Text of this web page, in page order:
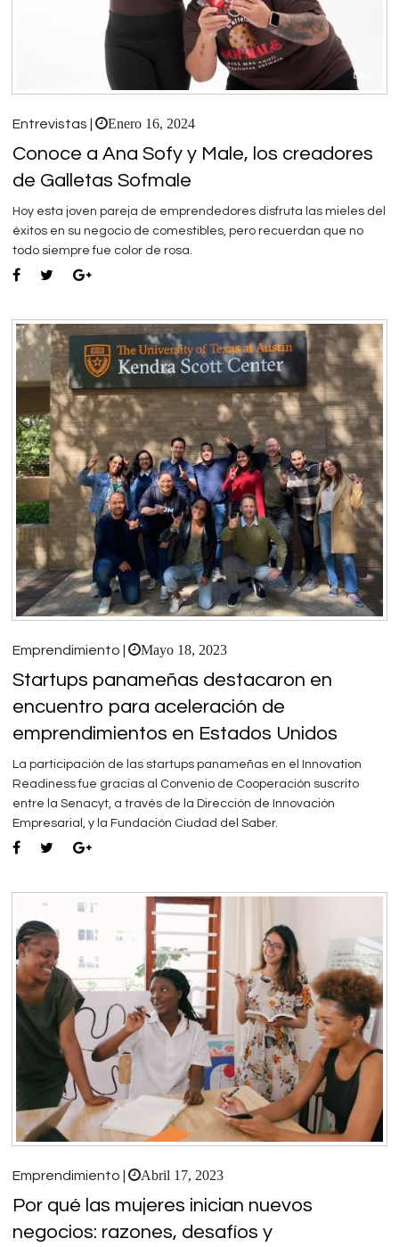
Entrevistas | Enero 16, 2024
Conoce a Ana Sofy y Male, los creadores
de Galletas Sofmale
Hoy esta joven pareja de emprendedores disfruta las mieles del
éxitos en su negocio de comestibles, pero recuerdan que no
todo siempre fue color de rosa.
Emprendimiento | Mayo 18, 2023
Startups panameñas destacaron en
encuentro para aceleración de
emprendimientos en Estados Unidos
La participación de las startups panameñas en el Innovation
Readiness fue gracias al Convenio de Cooperación suscrito
entre la Senacyt, a través de la Dirección de Innovación
Empresarial, y la Fundación Ciudad del Saber.
Emprendimiento | Abril 17, 2023
Por qué las mujeres inician nuevos
negocios: razones, desafíos y